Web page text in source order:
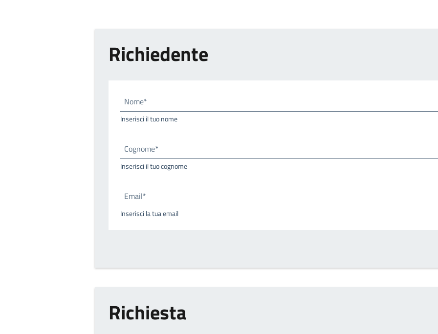
Richiedente
Nome*
Inserisci il tuo nome
Cognome*
Inserisci il tuo cognome
Email*
Inserisci la tua email
Richiesta